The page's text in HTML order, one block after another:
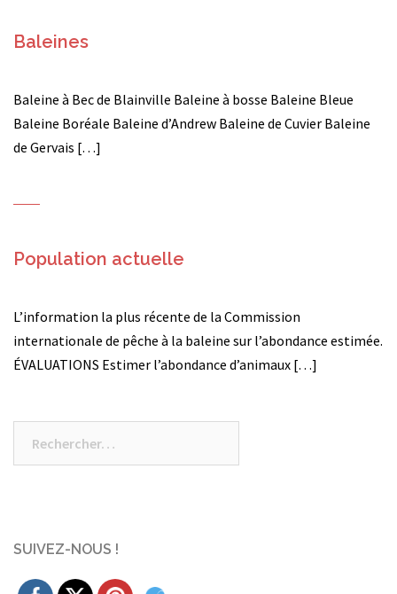
Baleines
Baleine à Bec de Blainville Baleine à bosse Baleine Bleue
Baleine Boréale Baleine d’Andrew Baleine de Cuvier Baleine
de Gervais […]
Population actuelle
L’information la plus récente de la Commission
internationale de pêche à la baleine sur l’abondance estimée.
ÉVALUATIONS Estimer l’abondance d’animaux […]
SUIVEZ-NOUS !